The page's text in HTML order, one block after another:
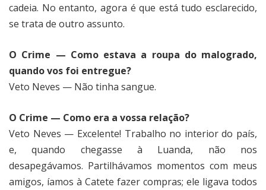
cadeia. No entanto, agora é que está tudo esclarecido,
se trata de outro assunto.
O Crime — Como estava a roupa do malogrado,
quando vos foi entregue?
Veto Neves — Não tinha sangue.
O Crime — Como era a vossa relação?
Veto Neves — Excelente! Trabalho no interior do país,
e, quando chegasse à Luanda, não nos
desapegávamos. Partilhávamos momentos com meus
amigos, íamos à Catete fazer compras; ele ligava todos